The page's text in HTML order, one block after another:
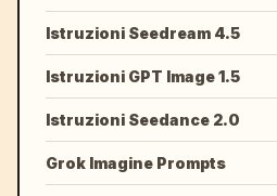
Istruzioni Seedream 4.5
Istruzioni GPT Image 1.5
Istruzioni Seedance 2.0
Grok Imagine Prompts